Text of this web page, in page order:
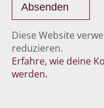
Diese Website
reduzieren.
Erfahre, wie deine
werden.